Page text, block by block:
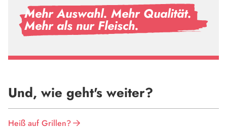
Mehr Auswahl. Mehr Qualität.
Mehr als nur Fleisch.
Und, wie geht's weiter?
Heiß auf Grillen?